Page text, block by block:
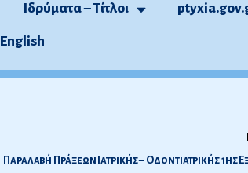
Ιδρύματα – Τίτλοι
English
Παραλαβή Πράξεων Ιατρικής – Οδοντιατρικής 1ης